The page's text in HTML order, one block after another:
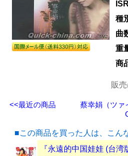
種
曲
重
商
販
<<最近の商品
蔡幸娟（ツァ
■この商品を買った人は、こん
『永遠的中国娃娃 (台